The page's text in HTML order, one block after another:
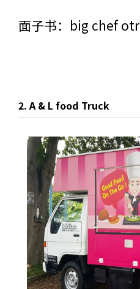
面子书： big chef otr
2. A & L food Truck